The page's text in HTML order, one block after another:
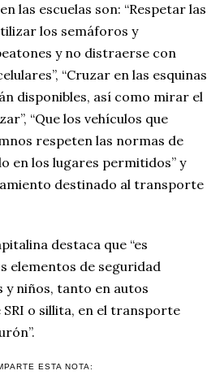
las escuelas son: “Respetar las
los semáforos y
y no distraerse con
“Cruzar en las esquinas
disponibles, así como mirar el
“Que los vehículos que
respeten las normas de
en los lugares permitidos” y
destinado al transporte
destaca que “es
elementos de seguridad
y niños, tanto en autos
o sillita, en el transporte
ESTA NOTA: